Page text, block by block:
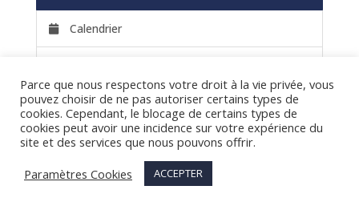
Calendrier
Mes demandes
Accessibilité
Informations
Parce que nous respectons votre droit à la vie privée, vous
pouvez choisir de ne pas autoriser certains types de
cookies. Cependant, le blocage de certains types de
cookies peut avoir une incidence sur votre expérience du
site et des services que nous pouvons offrir.
Paramètres Cookies
ACCEPTER